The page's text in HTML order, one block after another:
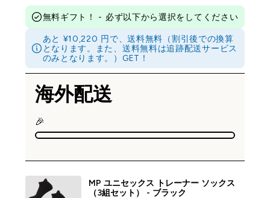
無料ギフト！ - 必ず以下から選択をしてください
あと ¥10,220 円で、送料無料（割引後での換算
となります。また、送料無料は追跡配送サービス
のみとなります。）GET！
海外配送
🎉
MP ユニセックス トレーナー ソックス
（3組セット） - ブラック